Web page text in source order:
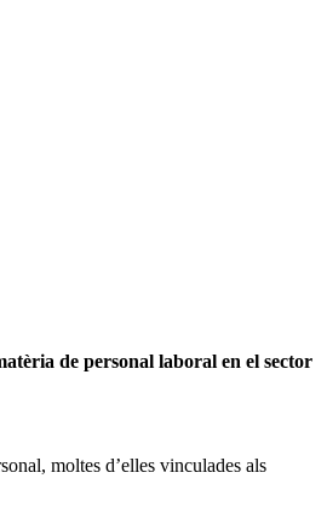
de personal laboral en el sector
moltes d’elles vinculades als